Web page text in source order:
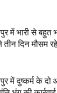
में भारी से
दिन मौसम
में दुष्कर्म के दो